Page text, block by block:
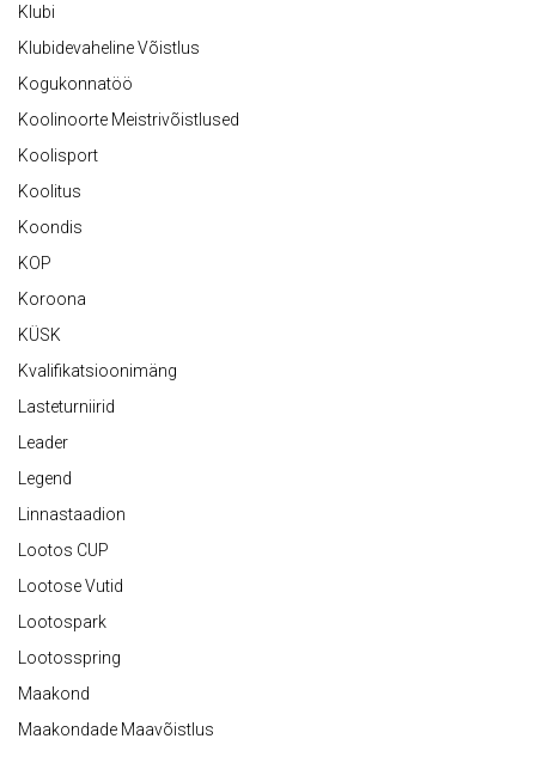
Klubi
Klubidevaheline Võistlus
Kogukonnatöö
Koolinoorte Meistrivõistlused
Koolisport
Koolitus
Koondis
KOP
Koroona
KÜSK
Kvalifikatsioonimäng
Lasteturniirid
Leader
Legend
Linnastaadion
Lootos CUP
Lootose Vutid
Lootospark
Lootosspring
Maakond
Maakondade Maavõistlus